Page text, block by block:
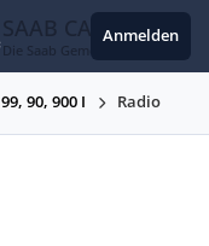
SAAB CARS
Die Saab Gemeinschaft
Anmelden
99, 90, 900 I Radio